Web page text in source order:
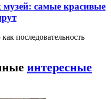
музей: самые красивые
последовательность
интересные